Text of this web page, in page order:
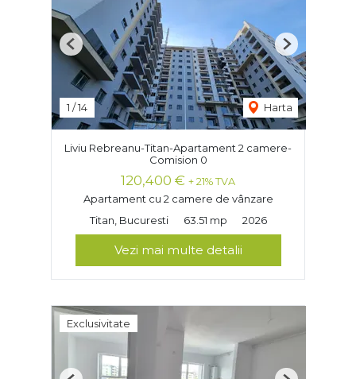
1 /14 Harta
Previous Next
Liviu Rebreanu-Titan-Apartament 2 camere-
Comision 0
120,400 € + 21% TVA
Apartament cu 2 camere de vânzare
Titan, Bucuresti
63.51 mp 2026
Vezi mai multe detalii
Exclusivitate